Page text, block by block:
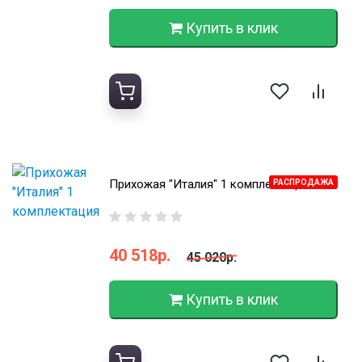
Купить в клик
РАСПРОДАЖА
Прихожая "Италия" 1 комплектация
40 518р. 45 020р.
Купить в клик